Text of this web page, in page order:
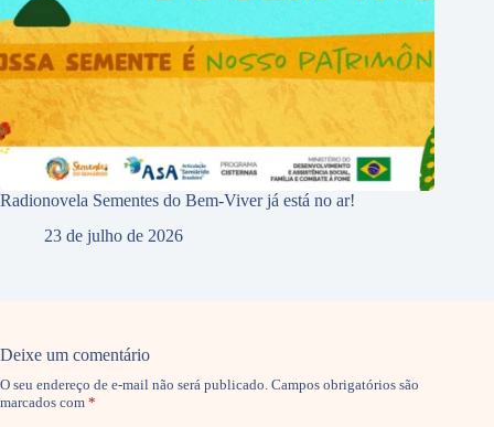
Radionovela Sementes do Bem-Viver já está no ar!
23 de julho de 2026
Deixe um comentário
O seu endereço de e-mail não será publicado. Campos obrigatórios são
marcados com *